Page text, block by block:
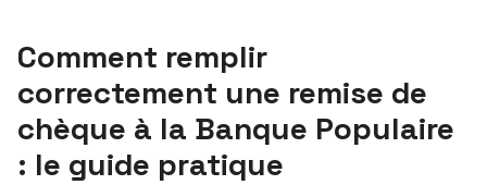
Comment remplir
correctement une remise de
chèque à la Banque Populaire
: le guide pratique